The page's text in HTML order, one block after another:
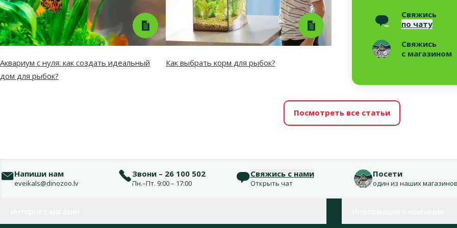
Свяжись
по чату
Свяжись
с магазином
Аквариум с нуля: как создать идеальный
дом для рыбок?
Как выбрать корм для рыбок?
Посмотреть все статьи
Напиши нам
eveikals@dinozoo.lv
Звони – 26 100 502
Пн.–Пт. 9:00 – 17:00
Свяжись с нами
Открыть чат
Посети
один из наших